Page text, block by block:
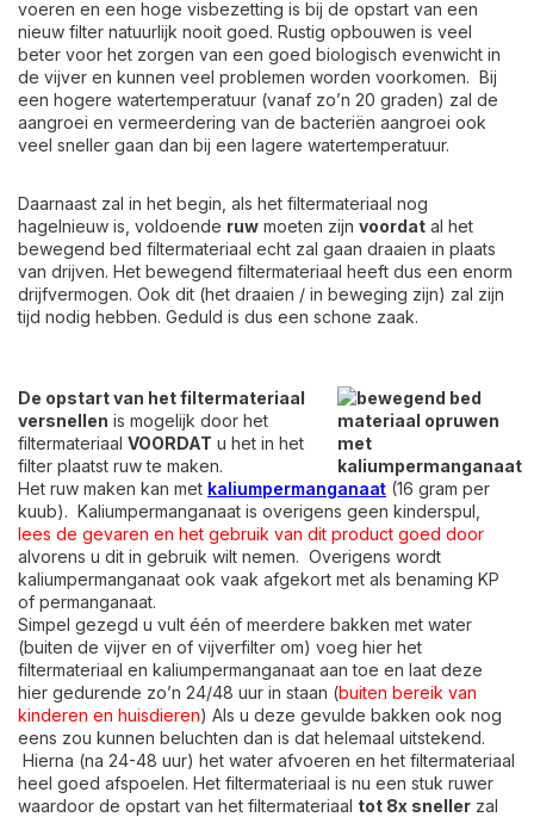
voeren en een hoge visbezetting is bij de opstart van een
nieuw filter natuurlijk nooit goed. Rustig opbouwen is veel
beter voor het zorgen van een goed biologisch evenwicht in
de vijver en kunnen veel problemen worden voorkomen. Bij
een hogere watertemperatuur (vanaf zo’n 20 graden) zal de
aangroei en vermeerdering van de bacteriën aangroei ook
veel sneller gaan dan bij een lagere watertemperatuur.
Daarnaast zal in het begin, als het filtermateriaal nog
hagelnieuw is, voldoende ruw moeten zijn voordat al het
bewegend bed filtermateriaal echt zal gaan draaien in plaats
van drijven. Het bewegend filtermateriaal heeft dus een enorm
drijfvermogen. Ook dit (het draaien / in beweging zijn) zal zijn
tijd nodig hebben. Geduld is dus een schone zaak.
De opstart van het filtermateriaal
versnellen is mogelijk door het
filtermateriaal VOORDAT u het in het
filter plaatst ruw te maken.
Het ruw maken kan met kaliumpermanganaat (16 gram per
kuub). Kaliumpermanganaat is overigens geen kinderspul,
lees de gevaren en het gebruik van dit product goed door
alvorens u dit in gebruik wilt nemen. Overigens wordt
kaliumpermanganaat ook vaak afgekort met als benaming KP
of permanganaat.
Simpel gezegd u vult één of meerdere bakken met water
(buiten de vijver en of vijverfilter om) voeg hier het
filtermateriaal en kaliumpermanganaat aan toe en laat deze
hier gedurende zo’n 24/48 uur in staan (buiten bereik van
kinderen en huisdieren) Als u deze gevulde bakken ook nog
eens zou kunnen beluchten dan is dat helemaal uitstekend.
Hierna (na 24-48 uur) het water afvoeren en het filtermateriaal
heel goed afspoelen. Het filtermateriaal is nu een stuk ruwer
waardoor de opstart van het filtermateriaal tot 8x sneller zal